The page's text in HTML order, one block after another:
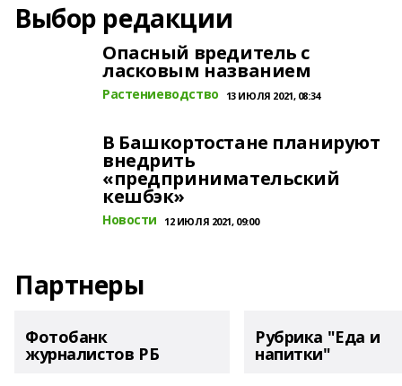
Выбор редакции
Опасный вредитель с
ласковым названием
Растениеводство 13 ИЮЛЯ 2021, 08:34
В Башкортостане планируют
внедрить
«предпринимательский
кешбэк»
Новости 12 ИЮЛЯ 2021, 09:00
Партнеры
Фотобанк
журналистов РБ
Рубрика "Еда и
напитки"